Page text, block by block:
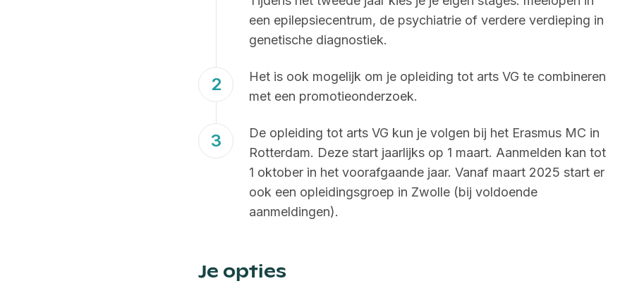
een epilepsiecentrum, de psychiatrie of verdere verdieping in
genetische diagnostiek.
Het is ook mogelijk om je opleiding tot arts VG te combineren
met een promotieonderzoek.
De opleiding tot arts VG kun je volgen bij het Erasmus MC in
Rotterdam. Deze start jaarlijks op 1 maart. Aanmelden kan tot
1 oktober in het voorafgaande jaar. Vanaf maart 2025 start er
ook een opleidingsgroep in Zwolle (bij voldoende
aanmeldingen).
Je opties